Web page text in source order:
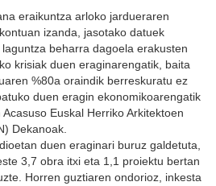
eraikuntza arloko jardueraren
izanda, jasotako datuek
beharra dagoela erakusten
krisiak duen eraginarengatik, baita
%80a oraindik berreskuratu ez
duen eragin ekonomikoarengatik
Euskal Herriko Arkitektoen
Dekanoak.
duen eraginari buruz galdetuta,
3,7 obra itxi eta 1,1 proiektu bertan
Horren guztiaren ondorioz, inkesta